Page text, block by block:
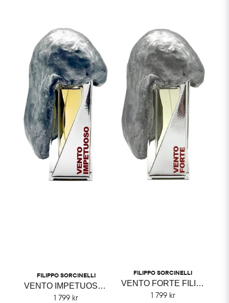
UNUM, en nischad parfymkollektion som snabbt blev kultförklarad. Här
kombineras hans passion för gotisk arkitektur, sakrala ritualer, dimhöljda
landskap, fotografi och den musikaliska värld han själv är en del av.
Resultatet är dofter som bär lika mycket själ som substans — komplexa,
djupa och konstnärligt komponerade. Bland de mest hyllade skapelserna
finner vi Reliqvia, Nebbia Densa, och det ursprungliga LAVS, var och en
med sin egen berättelse av mystik och känslomässigt djup.
Idag är Filippo Sorcinelli mer än ett parfymvarumärke. Det är ett
heltäckande lifestyle-universum, där doft samexisterar med mode,
fotografi, konstinstallationer och musikaliska projekt. Varje detalj, från
förpackningar till namn och visuella uttryck – genomsyras av Sorcinellis
vision: att skapa emotionella rum där kropp, själ och konst möts. För dig
som söker parfymer som är lika mycket konstverk som personlig signatur
är Filippo Sorcinelli ett självklart val. Detta är dofter för den som vill bära
något som berör, utmanar och stannar kvar. Långt efter att sista tonen har
FILIPPO SORCINELLI
VENTO IMPETUOSO FILIPPO SORCINELLI
1 799 kr
FILIPPO SORCINELLI
VENTO FORTE FILIPPO SORCINELLI
1 799 kr